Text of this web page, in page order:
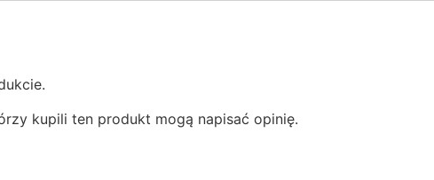
kupili ten produkt mogą napisać opinię.